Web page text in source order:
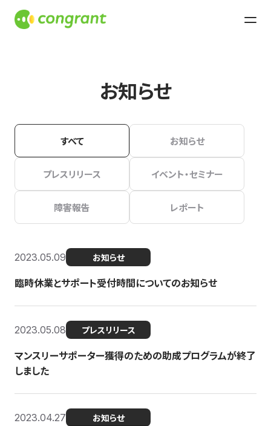
お知らせ
すべて お知らせ
プレスリリース イベント・セミナー
障害報告 レポート
2023.05.09 お知らせ
臨時休業とサポート受付時間についてのお知らせ
2023.05.08 プレスリリース
マンスリーサポーター獲得のための助成プログラムが終了
しました
2023.04.27 お知らせ